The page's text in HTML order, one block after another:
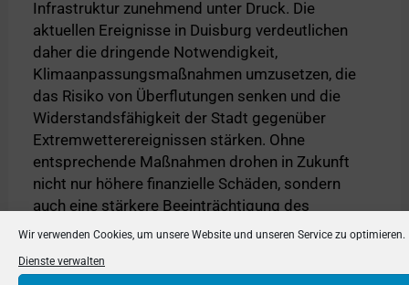
Wir verwenden Cookies, um unsere Website und unseren Service zu optimieren.
Dienste verwalten
Infrastruktur zunehmend unter Druck. Die
aktuellen Ereignisse in Duisburg verdeutlichen
daher die dringende Notwendigkeit,
Klimaanpassungsmaßnahmen umzusetzen, die
das Risiko von Überflutungen senken und die
Widerstandsfähigkeit der Stadt gegenüber
Extremwetterereignissen stärken. Ohne
entsprechende Maßnahmen drohen in Zukunft
nicht nur höhere finanzielle Schäden, sondern
auch eine stärkere Beeinträchtigung des
alltäglichen Lebens der Bewohner.
Innerhalb des Projekts wurden die Bilder zur